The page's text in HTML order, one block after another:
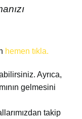
hemen tıkla.
Ayrıca,
gelmesini
takip